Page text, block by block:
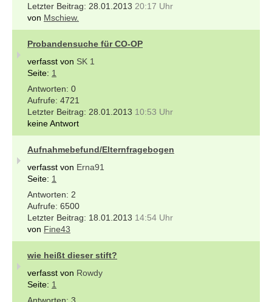
28.01.2013 20:17 Uhr
von Mschiew.
Probandensuche für CO-OP
verfasst von SK 1
Seite: 1
0
4721
28.01.2013 10:53 Uhr
keine Antwort
Aufnahmebefund/Elternfragebogen
verfasst von Erna91
Seite: 1
2
6500
18.01.2013 14:54 Uhr
von Fine43
wie heißt dieser stift?
verfasst von Rowdy
Seite: 1